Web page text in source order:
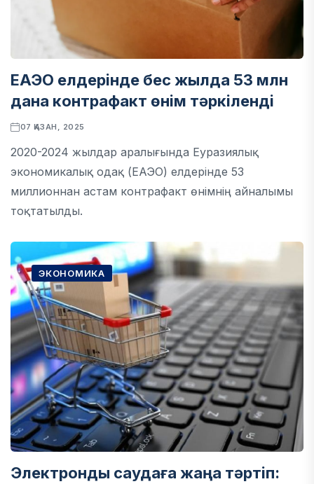
ЕАЭО елдерінде бес жылда 53 млн
дана контрафакт өнім тәркіленді
07 ҚАЗАН, 2025
2020-2024 жылдар аралығында Еуразиялық
экономикалық одақ (ЕАЭО) елдерінде 53
миллионнан астам контрафакт өнімнің айналымы
тоқтатылды.
ЭКОНОМИКА
Электронды саудаға жаңа тәртіп: